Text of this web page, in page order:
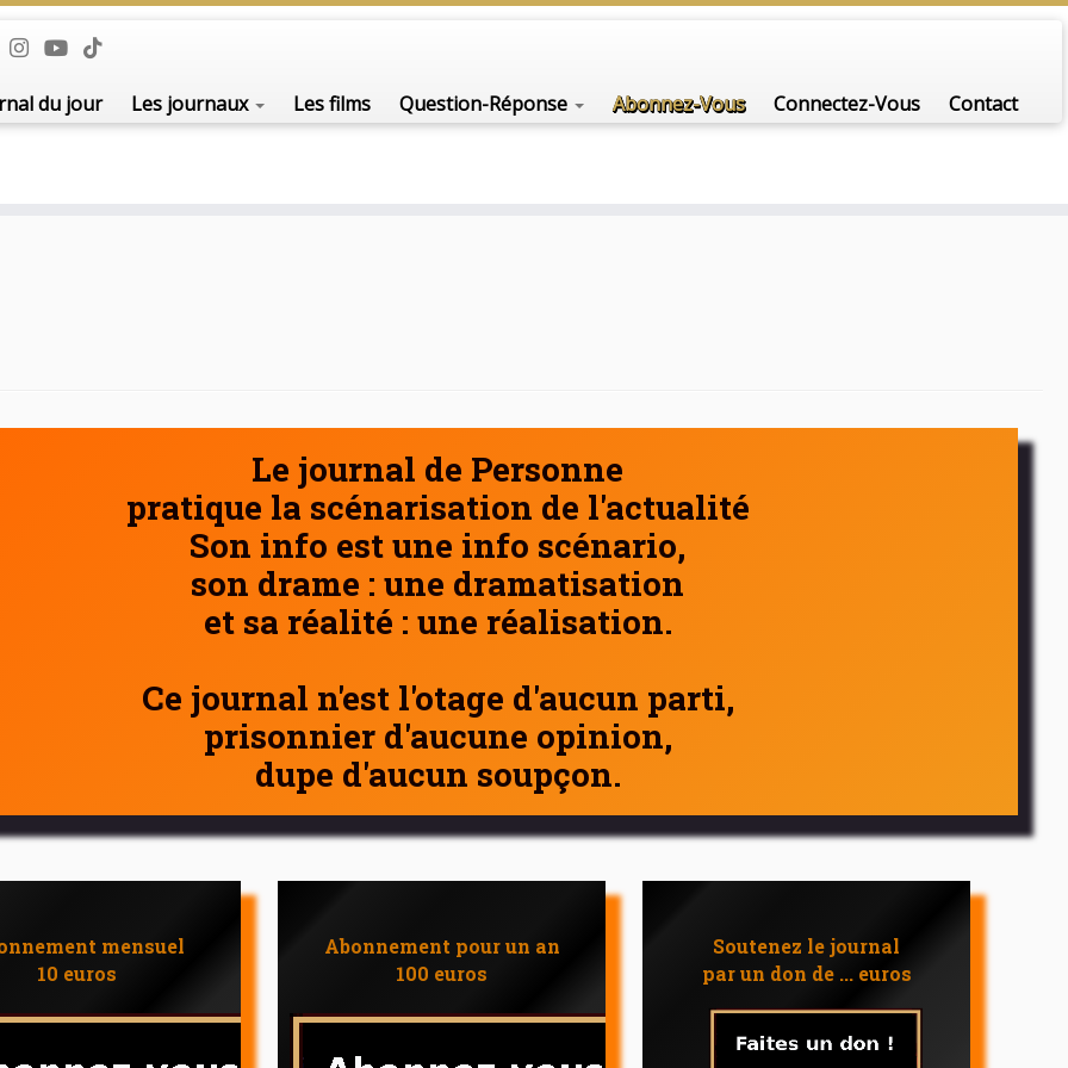
du jour Les journaux Les films Question-Réponse Abonnez-Vous Connectez-Vous Contact
Le journal de Personne
pratique la scénarisation de l'actualité
Son info est une info scénario,
son drame : une dramatisation
et sa réalité : une réalisation.
Ce journal n'est l'otage d'aucun parti,
prisonnier d'aucune opinion,
dupe d'aucun soupçon.
mensuel
10 euros
Abonnement pour un an
100 euros
Soutenez le journal
par un don de ... euros